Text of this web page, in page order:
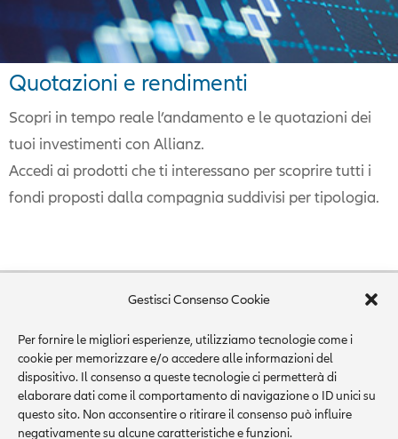
Gestisci Consenso Cookie
Per fornire le migliori esperienze, utilizziamo tecnologie come i
cookie per memorizzare e/o accedere alle informazioni del
dispositivo. Il consenso a queste tecnologie ci permetterà di
elaborare dati come il comportamento di navigazione o ID unici su
questo sito. Non acconsentire o ritirare il consenso può influire
negativamente su alcune caratteristiche e funzioni.
Quotazioni e rendimenti
Scopri in tempo reale l’andamento e le quotazioni dei
tuoi investimenti con Allianz.
Accedi ai prodotti che ti interessano per scoprire tutti i
fondi proposti dalla compagnia suddivisi per tipologia.
© MESCHI SRL via Di Vittorio , 4 10015 Ivrea
(TO) +39 0125 49331 (4 linee r.a.) P.I./C.F.
09468430013ivrea1@ageallianz.it
Meschi s.r.l. iscrizione RUI n. A000120193